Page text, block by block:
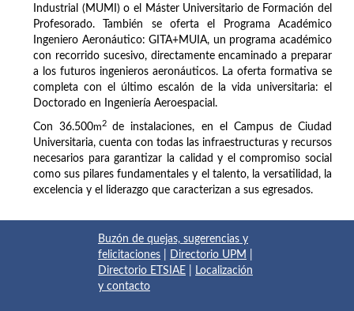
Industrial (MUMI) o el Máster Universitario de Formación del
Profesorado. También se oferta el Programa Académico
Ingeniero Aeronáutico: GITA+MUIA, un programa académico
con recorrido sucesivo, directamente encaminado a preparar
a los futuros ingenieros aeronáuticos. La oferta formativa se
completa con el último escalón de la vida universitaria: el
Doctorado en Ingeniería Aeroespacial.
Con 36.500m2
de instalaciones, en el Campus de Ciudad
Universitaria, cuenta con todas las infraestructuras y recursos
necesarios para garantizar la calidad y el compromiso social
como sus pilares fundamentales y el talento, la versatilidad, la
excelencia y el liderazgo que caracterizan a sus egresados.
Buzón de quejas, sugerencias y
felicitaciones
Directorio UPM
Directorio ETSIAE
Localización
y contacto